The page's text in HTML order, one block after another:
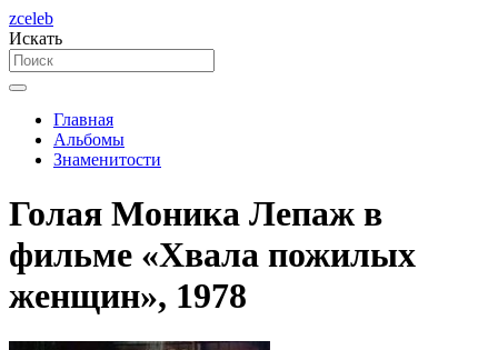
zceleb
Искать
Главная
Альбомы
Знаменитости
Голая Моника Лепаж в
фильме «Хвала пожилых
женщин», 1978